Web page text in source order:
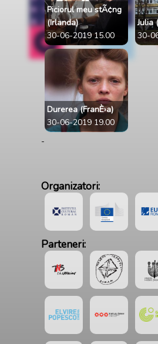
Piciorul meu stÃ¢ng
(Irlanda)
30-06-2019 15.00
Julia
30-
Durerea (FranÈ›a)
30-06-2019 19.00
-
Organizatori:
Parteneri: